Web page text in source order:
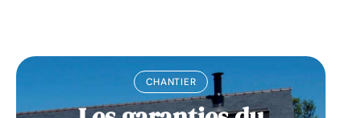
CHANTIER